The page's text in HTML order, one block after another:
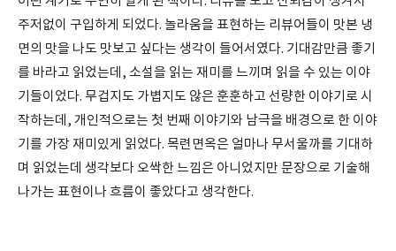
주저없이 구입하게 되었다. 놀라움을 표현하는 리뷰어들이 맛본 냉
면의 맛을 나도 맛보고 싶다는 생각이 들어서였다. 기대감만큼 좋기
를 바라고 읽었는데, 소설을 읽는 재미를 느끼며 읽을 수 있는 이야
기들이었다. 무겁지도 가볍지도 않은 훈훈하고 선량한 이야기로 시
작하는데, 개인적으로는 첫 번째 이야기와 남극을 배경으로 한 이야
기를 가장 재미있게 읽었다. 목련면옥은 얼마나 무서울까를 기대하
며 읽었는데 생각보다 오싹한 느낌은 아니었지만 문장으로 기술해
나가는 표현이나 흐름이 좋았다고 생각한다.